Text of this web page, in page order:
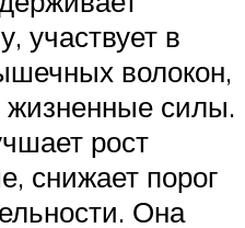
участвует в
волокон,
силы.
рост
снижает порог
Она